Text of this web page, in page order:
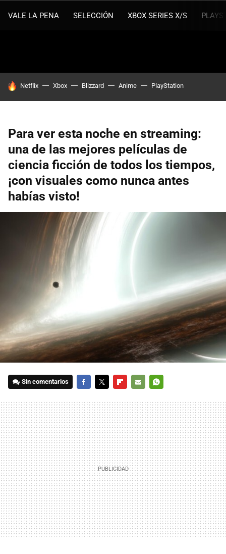
VALE LA PENA SELECCIÓN XBOX SERIES X/S
HOY SE HABLA DE
Netflix Xbox Blizzard Anime PlayStation
Para ver esta noche en streaming:
una de las mejores películas de
ciencia ficción de todos los tiempos,
¡con visuales como nunca antes
habías visto!
Sin comentarios
MAIL